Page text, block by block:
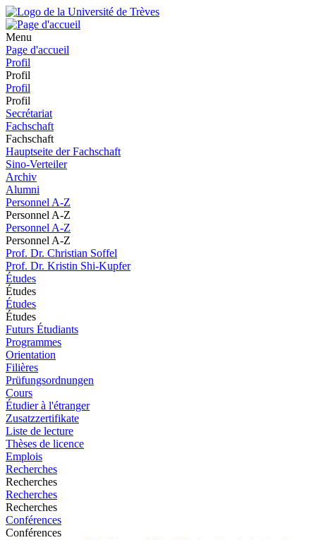
Menu
Page d'accueil
Profil
Profil
Profil
Profil
Secrétariat
Fachschaft
Fachschaft
Hauptseite der Fachschaft
Sino-Verteiler
Archiv
Alumni
Personnel A-Z
Personnel A-Z
Personnel A-Z
Personnel A-Z
Prof. Dr. Christian Soffel
Prof. Dr. Kristin Shi-Kupfer
Études
Études
Études
Études
Futurs Étudiants
Programmes
Orientation
Filières
Prüfungsordnungen
Cours
Étudier à l'étranger
Zusatzzertifikate
Liste de lecture
Thèses de licence
Emplois
Recherches
Recherches
Recherches
Recherches
Conférences
Conférences